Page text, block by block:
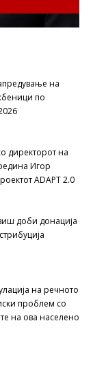
на
по
директорот на
Игор
ADAPT 2.0
доби донација
на речното
проблем со
на ова населено